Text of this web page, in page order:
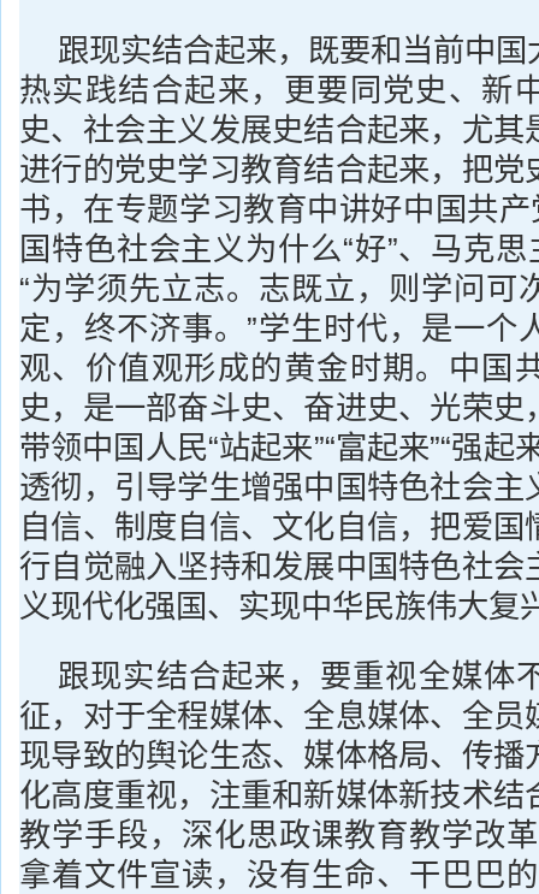
跟现实结合起来，既要和当前中
热实践结合起来，更要同党史、新
史、社会主义发展史结合起来，尤其
进行的党史学习教育结合起来，把党
书，在专题学习教育中讲好中国共产
国特色社会主义为什么“好”、马克思
“为学须先立志。志既立，则学问可
定，终不济事。”学生时代，是一个
观、价值观形成的黄金时期。中国
史，是一部奋斗史、奋进史、光荣史
带领中国人民“站起来”“富起来”“强起
透彻，引导学生增强中国特色社会主
自信、制度自信、文化自信，把爱国
行自觉融入坚持和发展中国特色社会
义现代化强国、实现中华民族伟大复
跟现实结合起来，要重视全媒体
征，对于全程媒体、全息媒体、全员
现导致的舆论生态、媒体格局、传播
化高度重视，注重和新媒体新技术结
教学手段，深化思政课教育教学改
拿着文件宣读，没有生命、干巴巴